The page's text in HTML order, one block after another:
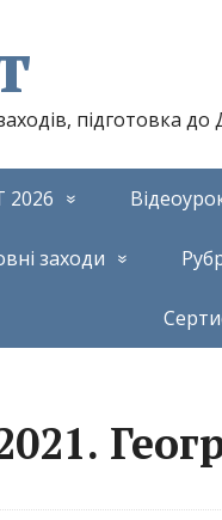
підготовка
2026
заходи